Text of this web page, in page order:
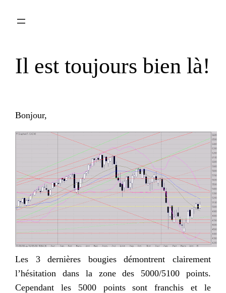
Il est toujours bien là!
Bonjour,
Les 3 dernières bougies démontrent clairement
l’hésitation dans la zone des 5000/5100 points.
Cependant les 5000 points sont franchis et le